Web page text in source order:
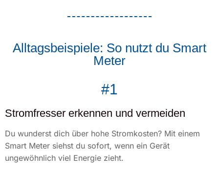
Alltagsbeispiele: So nutzt du Smart
Meter
#1
Stromfresser erkennen und vermeiden
Du wunderst dich über hohe Stromkosten? Mit einem
Smart Meter siehst du sofort, wenn ein Gerät
ungewöhnlich viel Energie zieht.